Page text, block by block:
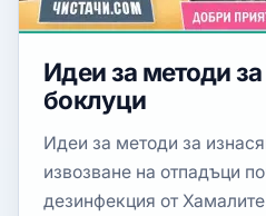
Идеи за методи
боклуци
Идеи за методи за
извозване на отпадъци
дезинфекция от